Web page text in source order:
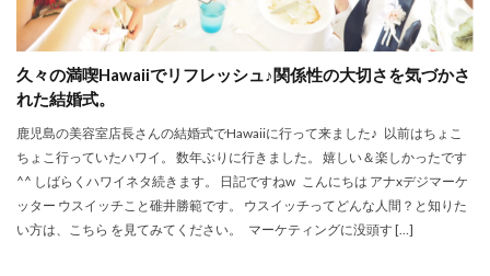
久々の満喫Hawaiiでリフレッシュ♪関係性の大切さを気づかさ
れた結婚式。
鹿児島の美容室店長さんの結婚式でHawaiiに行って来ました♪ 以前はちょこ
ちょこ行っていたハワイ。 数年ぶりに行きました。 嬉しい＆楽しかったです
^^ しばらくハワイネタ続きます。 日記ですねw こんにちは アナxデジマーケ
ッター ウスイッチこと碓井勝範です。 ウスイッチってどんな人間？と知りた
い方は、こちら を見てみてください。 マーケティングに没頭す […]